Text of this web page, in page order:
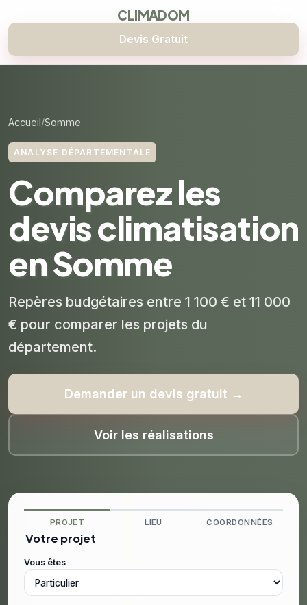
CLIMADOM
Devis Gratuit
Accueil Somme
ANALYSE DÉPARTEMENTALE
Comparez les
devis climatisation
en Somme
Repères budgétaires entre 1 100 € et 11 000
€ pour comparer les projets du
département.
Demander un devis gratuit →
Voir les réalisations
PROJET LIEU COORDONNÉES
Votre projet
Vous êtes